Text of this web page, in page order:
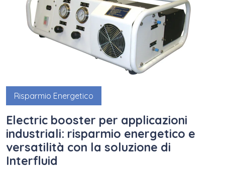
Risparmio Energetico
Electric booster per applicazioni
industriali: risparmio energetico e
versatilità con la soluzione di
Interfluid